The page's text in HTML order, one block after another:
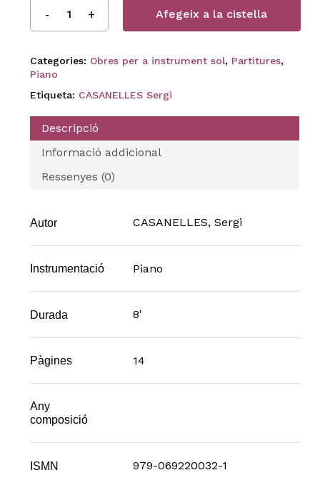
Afegeix a la cistella
Categories: Obres per a instrument sol, Partitures,
Piano
Etiqueta: CASANELLES Sergi
Descripció
Informació addicional
Ressenyes (0)
Autor CASANELLES, Sergi
Instrumentació Piano
Durada 8'
Pàgines 14
Any
composició
ISMN 979-069220032-1